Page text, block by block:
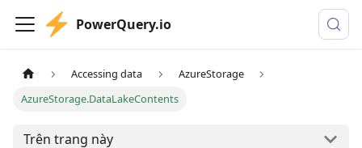
PowerQuery.io
Accessing data
AzureStorage
AzureStorage.DataLakeContents
Trên trang này